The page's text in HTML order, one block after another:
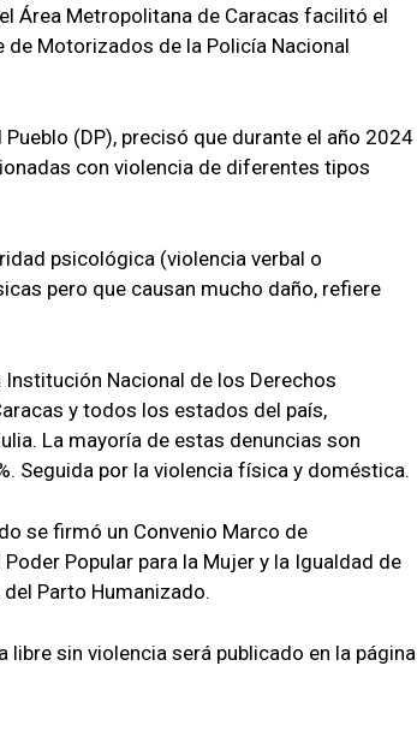
Área Metropolitana de Caracas facilitó el
Motorizados de la Policía Nacional
(DP), precisó que durante el año 2024
con violencia de diferentes tipos
psicológica (violencia verbal o
pero que causan mucho daño, refiere
Nacional de los Derechos
y todos los estados del país,
La mayoría de estas denuncias son
Seguida por la violencia física y doméstica.
se firmó un Convenio Marco de
Popular para la Mujer y la Igualdad de
Parto Humanizado.
libre sin violencia será publicado en la página